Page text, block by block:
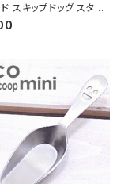
スキップドッグ スター
ワ 小型犬 子
しつけ パピー 小さい